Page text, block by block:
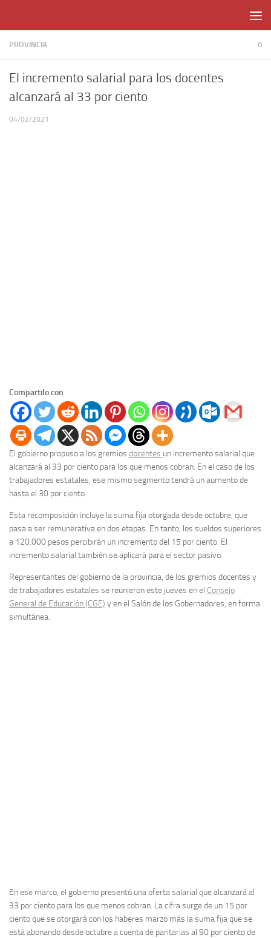
PROVINCIA 0
El incremento salarial para los docentes
alcanzará al 33 por ciento
04/02/2021
Compartilo con
El gobierno propuso a los gremios docentes un incremento salarial que
alcanzará al 33 por ciento para los que menos cobran. En el caso de los
trabajadores estatales, ese mismo segmento tendrá un aumento de
hasta el 30 por ciento.
Esta recomposición incluye la suma fija otorgada desde octubre, que
pasa a ser remunerativa en dos etapas. En tanto, los sueldos superiores
a 120.000 pesos percibirán un incremento del 15 por ciento. El
incremento salarial también se aplicará para el sector pasivo.
Representantes del gobierno de la provincia, de los gremios docentes y
de trabajadores estatales se reunieron este jueves en el Consejo
General de Educación (CGE) y en el Salón de los Gobernadores, en forma
simultánea.
En ese marco, el gobierno presentó una oferta salarial que alcanzará al
33 por ciento para los que menos cobran. La cifra surge de un 15 por
ciento que se otorgará con los haberes marzo más la suma fija que se
está abonando desde octubre a cuenta de paritarias al 90 por ciento de